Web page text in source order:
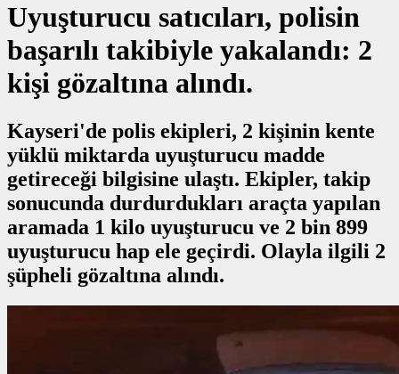
Uyuşturucu satıcıları, polisin
başarılı takibiyle yakalandı: 2
kişi gözaltına alındı.
Kayseri'de polis ekipleri, 2 kişinin kente
yüklü miktarda uyuşturucu madde
getireceği bilgisine ulaştı. Ekipler, takip
sonucunda durdurdukları araçta yapılan
aramada 1 kilo uyuşturucu ve 2 bin 899
uyuşturucu hap ele geçirdi. Olayla ilgili 2
şüpheli gözaltına alındı.